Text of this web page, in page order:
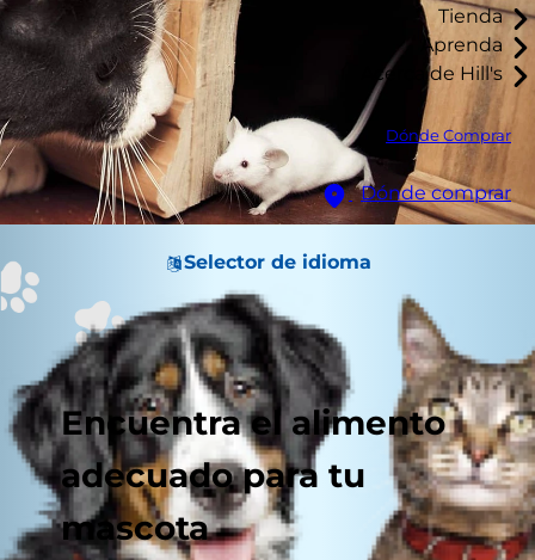
Tienda
Aprenda
Acerca de Hill's
Dónde Comprar
Dónde comprar
Selector de idioma
Encuentra el alimento
adecuado para tu
mascota